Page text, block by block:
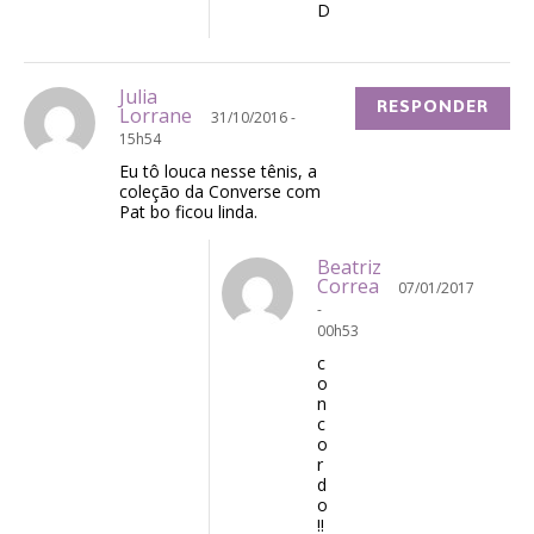
D
Julia
Lorrane
31/10/2016 -
15h54
Eu tô louca nesse tênis, a
coleção da Converse com
Pat bo ficou linda.
RESPONDER
Beatriz
Correa
07/01/2017
-
00h53
c
o
n
c
o
r
d
o
!!